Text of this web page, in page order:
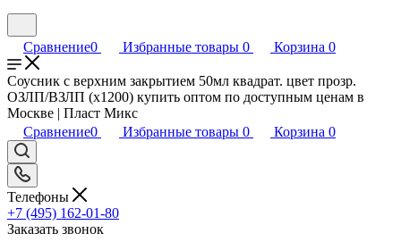
Сравнение0 Избранные товары 0 Корзина 0
Соусник с верхним закрытием 50мл квадрат. цвет прозр.
ОЗЛП/ВЗЛП (х1200) купить оптом по доступным ценам в
Москве | Пласт Микс
Сравнение0 Избранные товары 0 Корзина 0
Телефоны
+7 (495) 162-01-80
Заказать звонок